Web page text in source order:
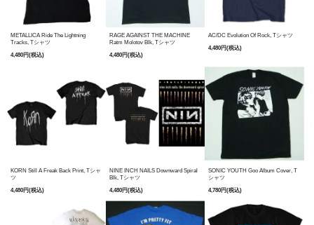
METALLICA Ride The Lightning
Tracks, Tシャツ
4,480円(税込)
RAGE AGAINST THE MACHINE
Ratm Molotov Blk, Tシャツ
4,480円(税込)
AC/DC Evolution Of Rock, Tシャツ
4,480円(税込)
KORN Still A Freak Back Print, Tシャ
ツ
4,480円(税込)
NINE INCH NAILS Downward Spiral
Blk, Tシャツ
4,480円(税込)
SONIC YOUTH Goo Album Cover, T
シャツ
4,780円(税込)